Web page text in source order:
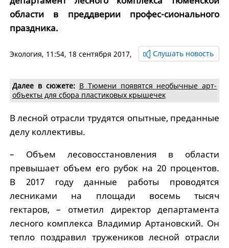
области в преддверии профес-сионального
праздника.
Экология, 11:54, 18 сентября 2017, Слушать новость
Далее в сюжете: В Тюмени появятся необычные арт-
объекты для сбора пластиковых крышечек
В лесной отрасли трудятся опытные, преданные
делу коллективы.
– Объем лесовосстановления в области
превышает объем его рубок на 20 процентов.
В 2017 году данные работы проводятся
лесниками на площади восемь тысяч
гектаров, – отметил директор департамента
лесного комплекса Владимир Артановский. Он
тепло поздравил тружеников лесной отрасли